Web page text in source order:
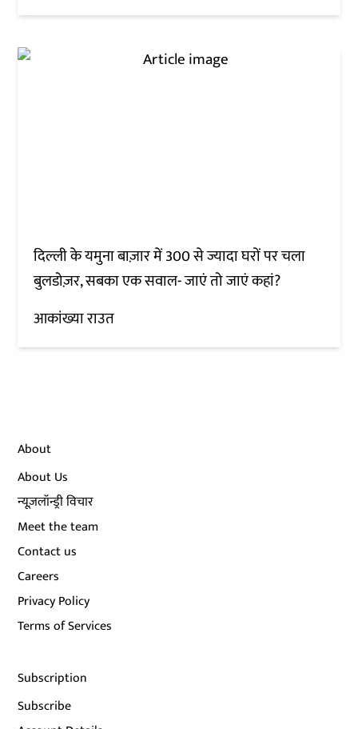
दिल्ली के यमुना बाज़ार में 300 से ज्यादा घरों पर चला
बुलडोज़र, सबका एक सवाल- जाएं तो जाएं कहां?
आकांख्या राउत
About
About Us
न्यूज़लॉन्ड्री विचार
Meet the team
Contact us
Careers
Privacy Policy
Terms of Services
Subscription
Subscribe